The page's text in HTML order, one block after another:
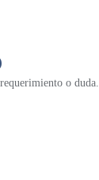
o duda.